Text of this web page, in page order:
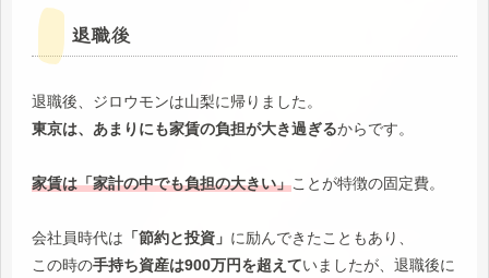
退職後
退職後、ジロウモンは山梨に帰りました。
東京は、あまりにも家賃の負担が大き過ぎるからです。
家賃は「家計の中でも負担の大きい」ことが特徴の固定費。
会社員時代は 「節約と投資」 に励んできたこともあり、
この時の手持ち資産は900万円を超えていましたが、退職後に